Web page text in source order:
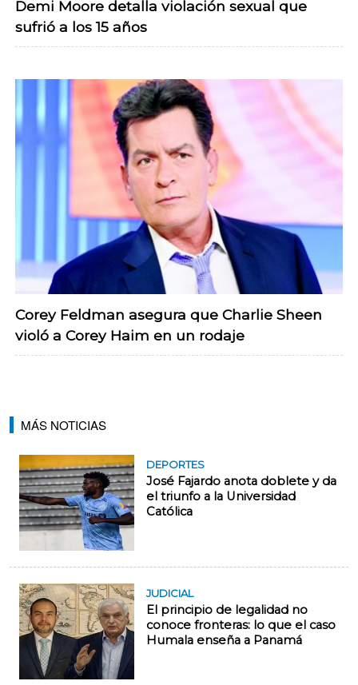
Demi Moore detalla violación sexual que
sufrió a los 15 años
Corey Feldman asegura que Charlie Sheen
violó a Corey Haim en un rodaje
MÁS NOTICIAS
DEPORTES
José Fajardo anota doblete y da
el triunfo a la Universidad
Católica
JUDICIAL
El principio de legalidad no
conoce fronteras: lo que el caso
Humala enseña a Panamá